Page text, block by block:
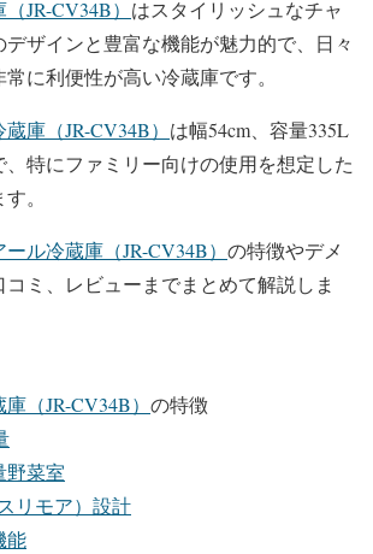
JR-CV34B） はスタイリッシュなチャ
デザインと豊富な機能が魅力的で、日々
に利便性が高い冷蔵庫です。
庫（JR-CV34B） は幅54cm、容量335L
特にファミリー向けの使用を想定した
。
ル冷蔵庫（JR-CV34B） の特徴やデメ
コミ、レビューまでまとめて解説しま
（JR-CV34B） の特徴
野菜室
リモア）設計
能